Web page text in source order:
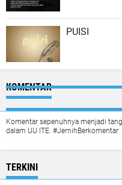
PUISI
KOMENTAR
Komentar sepenuhnya menjadi
dalam UU ITE. #JernihBerkomentar
TERKINI